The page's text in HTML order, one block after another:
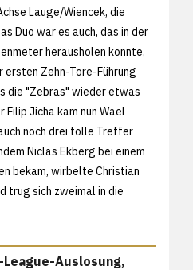
Lauge/Wiencek, die
Duo war es auch, das in der
herausholen konnte,
ersten Zehn-Tore-Führung
die "Zebras" wieder etwas
Filip Jicha kam nun Wael
noch drei tolle Treffer
Niclas Ekberg bei einem
bekam, wirbelte Christian
trug sich zweimal in die
League-Auslosung,